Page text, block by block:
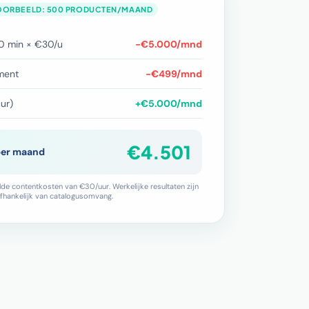
500 PRODUCTEN/MAAND
min × €30/u −€5.000/mnd
−€499/mnd
+€5.000/mnd
maand €4.501
contentkosten van €30/uur. Werkelijke resultaten zijn
van catalogusomvang.